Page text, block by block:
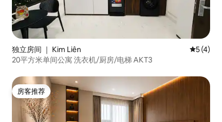
独立房间 ｜ Kim Liên 平均评分
5 (4)
20平方米单间公寓 洗衣机/厨房/电梯 AKT3
房客推荐
房客推荐